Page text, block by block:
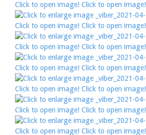
Click to open image! Click to open image!
Click to open image! Click to open image!
Click to open image! Click to open image!
Click to open image! Click to open image!
Click to open image! Click to open image!
Click to open image! Click to open image!
Click to open image! Click to open image!